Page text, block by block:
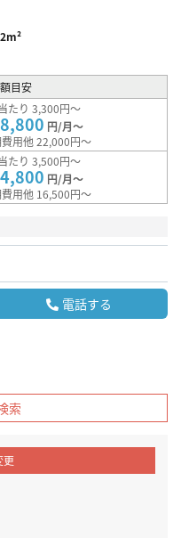
目安
たり 3,300円～
円/月～
用他 22,000円～
たり 3,500円～
円/月～
用他 16,500円～
電話する
索
更